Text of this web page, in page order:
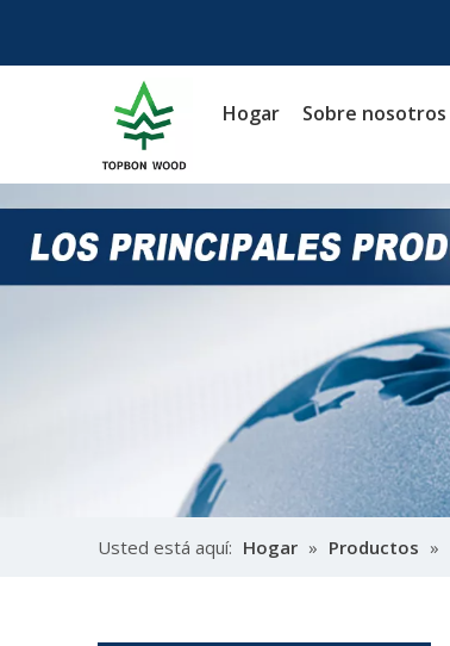
Hogar Sobre nosotros
Usted está aquí: Hogar » Productos »